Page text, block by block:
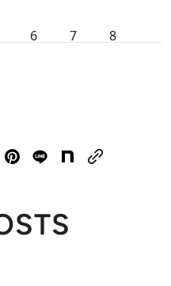
6 7 8